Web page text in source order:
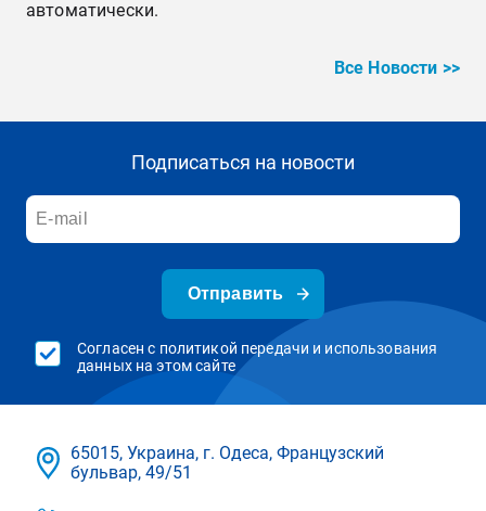
автоматически.
Все Новости >>
Подписаться на новости
Отправить
Согласен с политикой передачи и использования
данных на этом сайте
65015, Украина, г. Одеса, Французский
бульвар, 49/51